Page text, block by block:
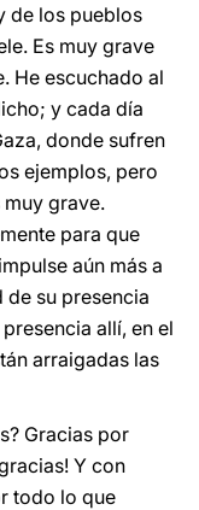
de los pueblos
Es muy grave
He escuchado al
y cada día
donde sufren
ejemplos, pero
muy grave.
para que
aún más a
su presencia
allí, en el
arraigadas las
Gracias por
Y con
todo lo que